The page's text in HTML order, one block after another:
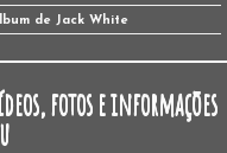
de Jack White
fotos e informações